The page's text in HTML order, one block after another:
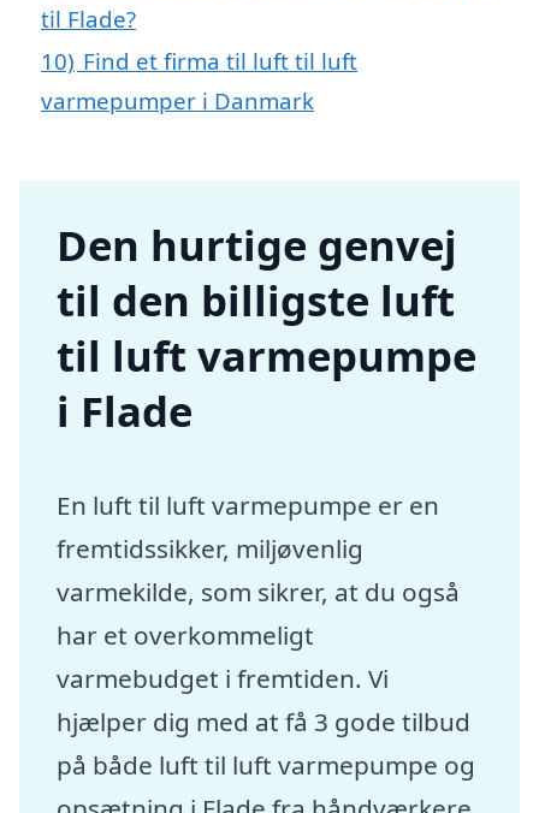
til Flade?
10) Find et firma til luft til luft
varmepumper i Danmark
Den hurtige genvej
til den billigste luft
til luft varmepumpe
i Flade
En luft til luft varmepumpe er en
fremtidssikker, miljøvenlig
varmekilde, som sikrer, at du også
har et overkommeligt
varmebudget i fremtiden. Vi
hjælper dig med at få 3 gode tilbud
på både luft til luft varmepumpe og